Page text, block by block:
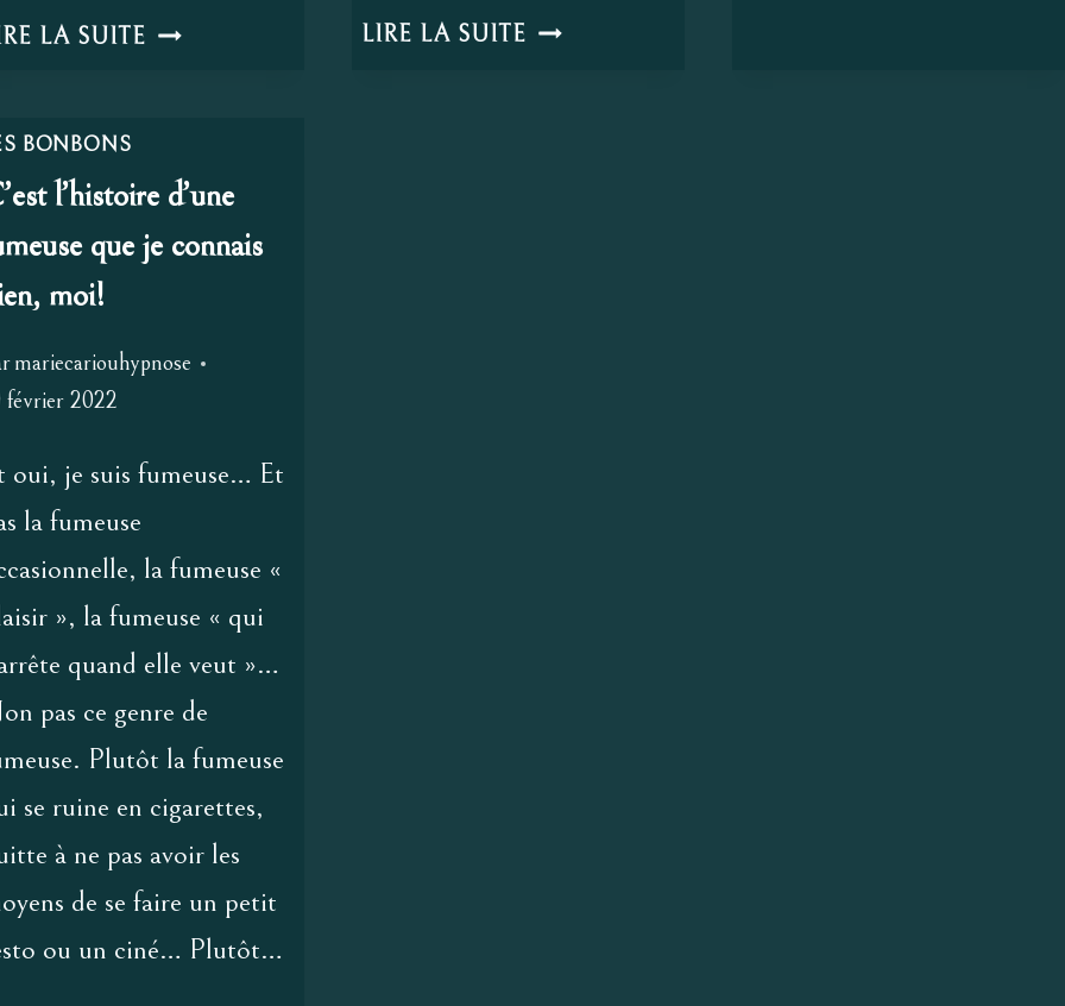
LA SUITE LA
ACCOMPAGNER
DEUIL
ÉMOTIONS.
LIRE LA SUITE MAMAN
BONBONS
l’histoire d’une
que je connais
moi!
mariecariouhypnose
février 2022
oui, je suis fumeuse… Et
la fumeuse
la fumeuse «
», la fumeuse « qui
quand elle veut »…
pas ce genre de
Plutôt la fumeuse
se ruine en cigarettes,
à ne pas avoir les
de se faire un petit
ou un ciné… Plutôt…